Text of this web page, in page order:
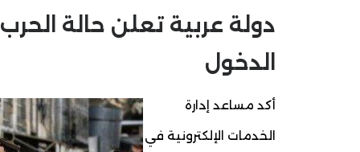
دولة عربية تعلن حالة
الدخول
أكد مساعد إدارة
الخدمات الإلكترونية في